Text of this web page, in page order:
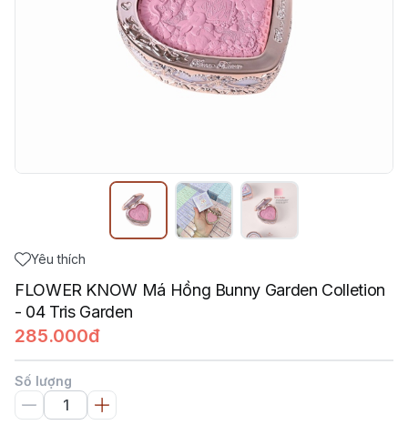
Yêu thích
FLOWER KNOW Má Hồng Bunny Garden Colletion
- 04 Tris Garden
285.000đ
Số lượng